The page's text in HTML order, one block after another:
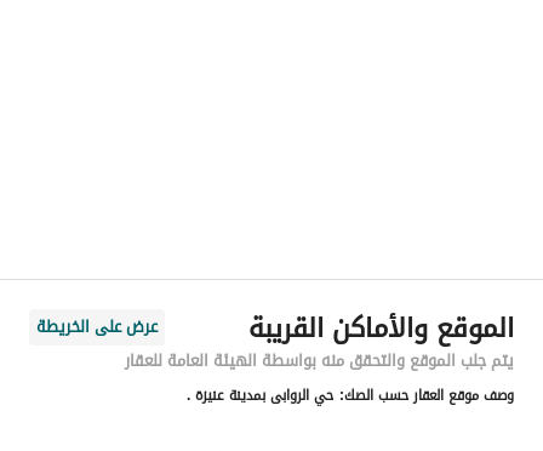
رقم المبنى
6726
الرقم الاضافي
2652
الموقع والأماكن القريبة
عرض على الخريطة
يتم جلب الموقع والتحقق منه بواسطة الهيئة العامة للعقار
وصف موقع العقار حسب الصك: حي الروابى بمدينة عنيزة .